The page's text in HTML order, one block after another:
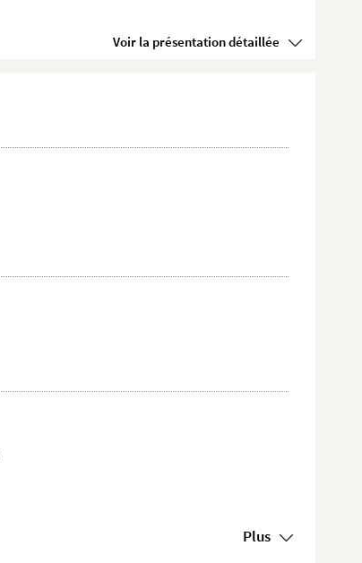
Voir la présentation détaillée
Plus